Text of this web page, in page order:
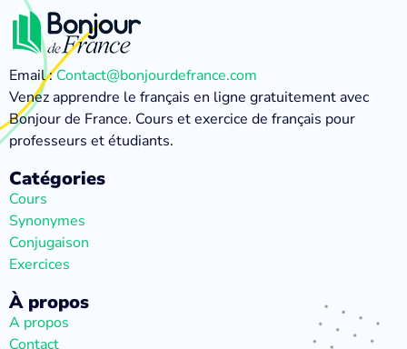
Email :Contact@bonjourdefrance.com
Venez apprendre le français en ligne gratuitement avec
Bonjour de France. Cours et exercice de français pour
professeurs et étudiants.
Catégories
Cours
Synonymes
Conjugaison
Exercices
À propos
A propos
Contact